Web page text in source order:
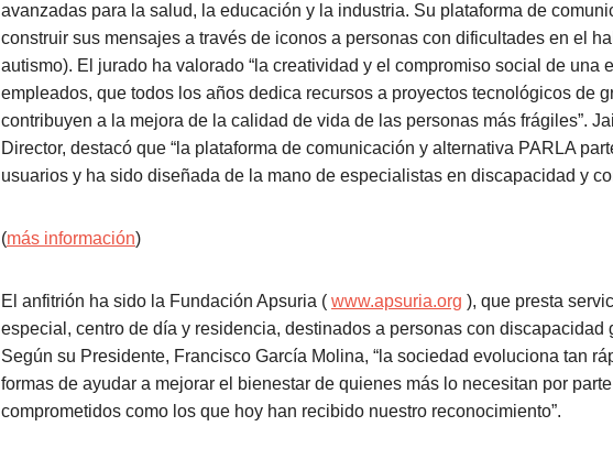
avanzadas para la salud, la educación y la industria. Su plataforma de
construir sus mensajes a través de iconos a personas con dificultades en el
autismo). El jurado ha valorado “la creatividad y el compromiso social de una
empleados, que todos los años dedica recursos a proyectos tecnológicos de
contribuyen a la mejora de la calidad de vida de las personas más frágiles”.
Director, destacó que “la plataforma de comunicación y alternativa PARLA
usuarios y ha sido diseñada de la mano de especialistas en discapacidad y
(más información)
El anfitrión ha sido la Fundación Apsuria ( www.apsuria.org ), que presta
especial, centro de día y residencia, destinados a personas con discapacidad
Según su Presidente, Francisco García Molina, “la sociedad evoluciona tan
formas de ayudar a mejorar el bienestar de quienes más lo necesitan por
comprometidos como los que hoy han recibido nuestro reconocimiento”.